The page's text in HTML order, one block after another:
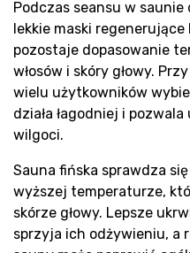
Podczas seansu w
lekkie maski
pozostaje dopasowanie
włosów i skóry głowy.
wielu użytkowników
działa łagodniej i
wilgoci.
Sauna fińska sprawdza
wyższej temperaturze,
skórze głowy. Lepsze
sprzyja ich odżywieniu, a